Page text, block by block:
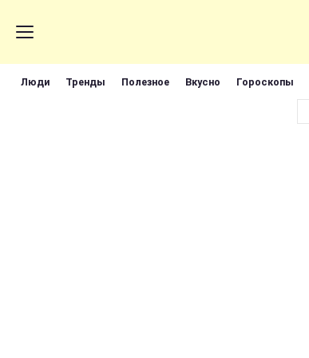
Люди Тренды Полезное Вкусно Гороскопы